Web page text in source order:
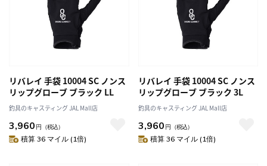
リバレイ 手袋 10004 SC ノンス
リップグローブ ブラック LL
釣具のキャスティング JAL Mall店
3,960 円 （税込）
積算 36 マイル (1倍)
リバレイ 手袋 10004 SC ノンス
リップグローブ ブラック 3L
釣具のキャスティング JAL Mall店
3,960 円 （税込）
積算 36 マイル (1倍)